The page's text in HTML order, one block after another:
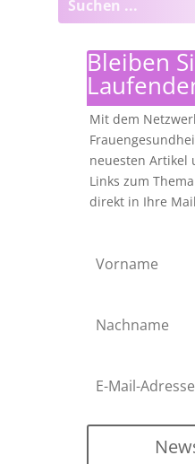
Bleiben
Mit dem
neuesten Artikel
Links zum
direkt in Ihre